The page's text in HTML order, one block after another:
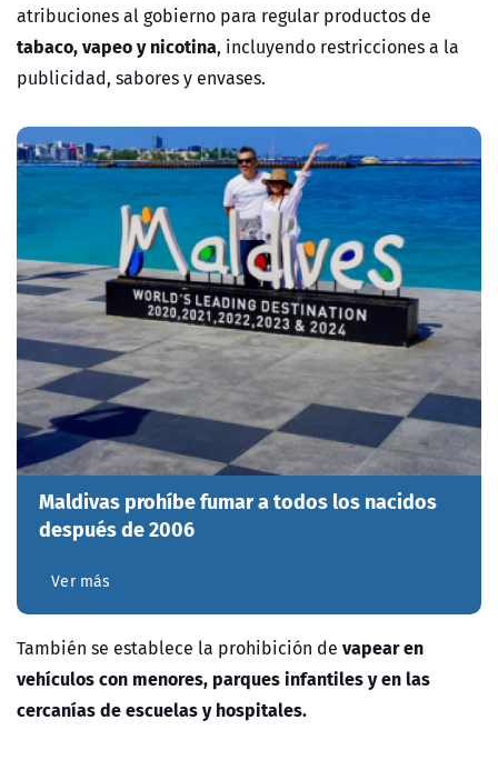
atribuciones al gobierno para regular productos de
tabaco, vapeo y nicotina, incluyendo restricciones a la
publicidad, sabores y envases.
Maldivas prohíbe fumar a todos los nacidos
después de 2006
Ver más
También se establece la prohibición de vapear en
vehículos con menores, parques infantiles y en las
cercanías de escuelas y hospitales.